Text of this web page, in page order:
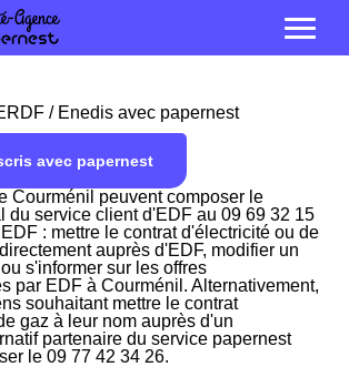
/ Enedis avec papernest
avec papernest
Courménil peuvent composer le
du service client d'EDF au 09 69 32 15
: mettre le contrat d'électricité ou de
auprès d'EDF, modifier un
s'informer sur les offres
par EDF à Courménil. Alternativement,
souhaitant mettre le contrat
gaz à leur nom auprès d'un
partenaire du service papernest
le 09 77 42 34 26.